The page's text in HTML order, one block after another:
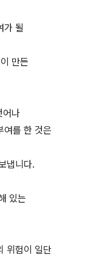
가 될
만든
어나
여를 한 것은
냅니다.
있는
위험이 일단